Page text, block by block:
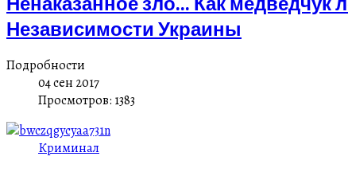
Независимости Украины
Подробности
04 сен 2017
Просмотров: 1383
Криминал